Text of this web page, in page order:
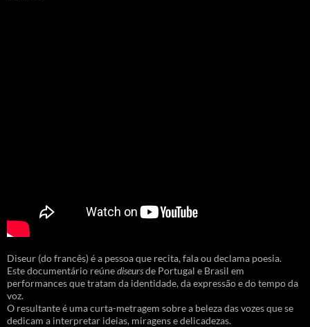
Diseur (do francês) é a pessoa que recita, fala ou declama poesia.
Este documentário reúnediseursde Portugal e Brasil em
performances que tratam da identidade, da expressão e do tempo da
voz.
O resultante é uma curta-metragem sobre a beleza das vozes que se
dedicam a interpretar ideias, miragens e delicadezas.